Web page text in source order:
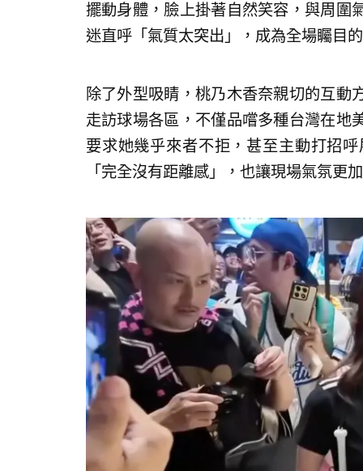
擺動身體，臉上掛著自然笑容，與周圍
迷直呼「氣質太突出」，成為全場矚目
除了外型吸睛，桃乃木香奈親切的互動
走訪球場各區，不僅品嚐多種台灣在地
要求她幾乎來者不拒，甚至主動打招
「完全沒有距離感」，也讓現場氣氛更